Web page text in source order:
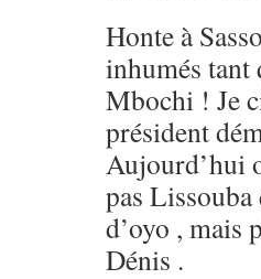
Honte à
inhumés tant
Mbochi ! Je
président
Aujourd’hui
pas
d’oyo , mais
Dénis .